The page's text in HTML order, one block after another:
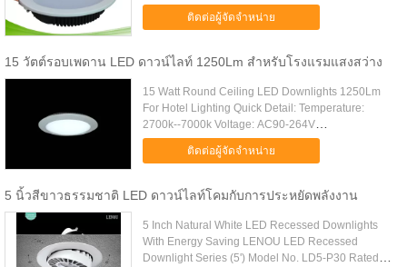
Voltage AC 90~265V 50/60Hz Power 30W
Dimension ф230*58mm Mounting hole ф200mm
ติดต่อผู้จัดจำหน่าย
15 วัตต์รอบเพดาน LED ดาวน์ไลท์ 1250Lm สำหรับโรงแรมแสงสว่าง
15 Watt Round Ceiling LED Downlights 1250Lm
For Hotel Lighting Quick Detail: Temperature:
2700k--7000k Voltage: AC90-264V
Certificate:CE&ROHS Self-reliant in LED light
source Installation: Embedded / Suspending ...
ติดต่อผู้จัดจำหน่าย
5 นิ้วสีขาวธรรมชาติ LED ดาวน์ไลท์โคมกับการประหยัดพลังงาน
5 Inch Natural White LED Recessed Downlights
With Energy Saving LENOU LED Recessed
Downlight Series (5') Model No. LD5-P30 Rated